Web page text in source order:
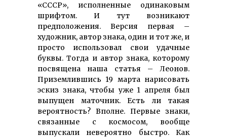
«СССР», исполненные одинаковым
шрифтом. И тут возникают
предположения. Версия первая –
художник, автор знака, один и тот же, и
просто использовал свои удачные
буквы. Тогда и автор знака, которому
посвящена наша статья – Леонов.
Приземлившись 19 марта нарисовать
эскиз знака, чтобы уже 1 апреля был
выпущен маточник. Есть ли такая
вероятность? Вполне. Первые знаки,
связанные с космосом, вообще
выпускали невероятно быстро. Как